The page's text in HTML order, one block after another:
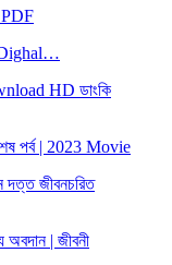
Dighal…
পর্ব | 2023 Movie
অবদান | জীবনী